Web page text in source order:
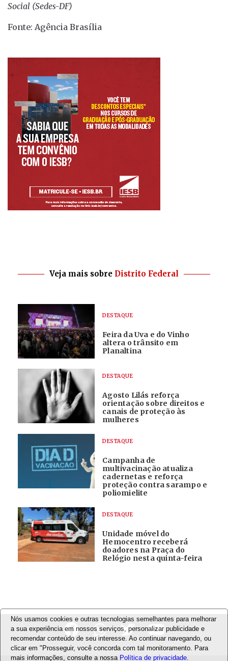
Social (Sedes-DF)
Fonte: Agência Brasília
Veja mais sobre Distrito Federal
DESTAQUE
Feira da Uva e do Vinho
altera o trânsito em
Planaltina
DESTAQUE
Agosto Lilás reforça
orientação sobre direitos e
canais de proteção às
mulheres
DESTAQUE
Campanha de
multivacinação atualiza
cadernetas e reforça
proteção contra sarampo e
poliomielite
DESTAQUE
Unidade móvel do
Hemocentro receberá
doadores na Praça do
Relógio nesta quinta-feira
Nós usamos cookies e outras tecnologias semelhantes para melhorar
a sua experiência em nossos serviços, personalizar publicidade e
recomendar conteúdo de seu interesse. Ao continuar navegando, ou
clicar em "Prosseguir, você concorda com tal monitoramento. Para
mais informações, consulte a nossa Política de privacidade.